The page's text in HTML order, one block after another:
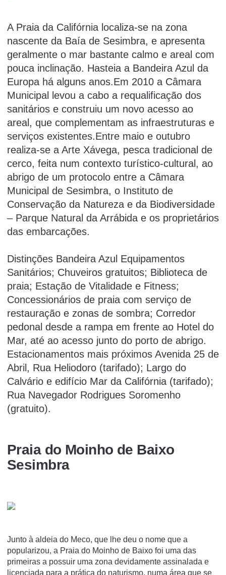
A Praia da Califórnia localiza-se na zona
nascente da Baía de Sesimbra, e apresenta
geralmente o mar bastante calmo e areal com
pouca inclinação. Hasteia a Bandeira Azul da
Europa há alguns anos.Em 2010 a Câmara
Municipal levou a cabo a requalificação dos
sanitários e construiu um novo acesso ao
areal, que complementam as infraestruturas e
serviços existentes.Entre maio e outubro
realiza-se a Arte Xávega, pesca tradicional de
cerco, feita num contexto turístico-cultural, ao
abrigo de um protocolo entre a Câmara
Municipal de Sesimbra, o Instituto de
Conservação da Natureza e da Biodiversidade
– Parque Natural da Arrábida e os proprietários
das embarcações.
Distinções Bandeira Azul Equipamentos
Sanitários; Chuveiros gratuitos; Biblioteca de
praia; Estação de Vitalidade e Fitness;
Concessionários de praia com serviço de
restauração e zonas de sombra; Corredor
pedonal desde a rampa em frente ao Hotel do
Mar, até ao acesso junto do porto de abrigo.
Estacionamentos mais próximos Avenida 25 de
Abril, Rua Heliodoro (tarifado); Largo do
Calvário e edifício Mar da Califórnia (tarifado);
Rua Navegador Rodrigues Soromenho
(gratuito).
Praia do Moinho de Baixo
Sesimbra
Junto à aldeia do Meco, que lhe deu o nome que a
popularizou, a Praia do Moinho de Baixo foi uma das
primeiras a possuir uma zona devidamente assinalada e
licenciada para a prática do naturismo, numa área que se